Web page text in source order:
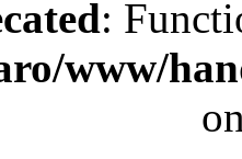
:
www/